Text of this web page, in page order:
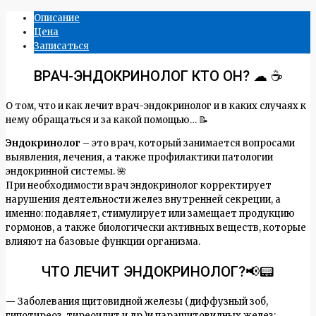
Описание
Цена
Записаться
ВРАЧ-ЭНДОКРИНОЛОГ КТО ОН? ☁ ☕
О том, что и как лечит врач-эндокринолог и в каких случаях к
нему обращаться и за какой помощью… 📝
Эндокринолог – это врач, который занимается вопросами
выявления, лечения, а также профилактики патологии
эндокринной системы. 🌺
При необходимости врач эндокринолог корректирует
нарушения деятельности желез внутренней секреции, а
именно: подавляет, стимулирует или замещает продукцию
гормонов, а также биологически активных веществ, которые
влияют на базовые функции организма.
ЧТО ЛЕЧИТ ЭНДОКРИНОЛОГ?📢📟
— Заболевания щитовидной железы (диффузный зоб,